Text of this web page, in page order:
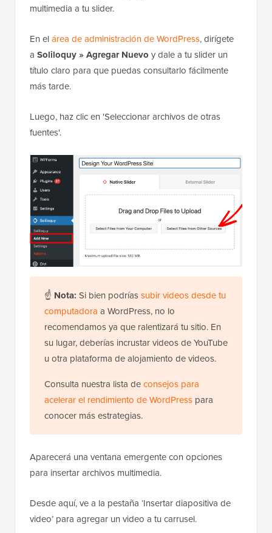
multimedia a tu slider.
En elárea de administración de WordPress, dirígete
a Soliloquy » Agregar Nuevo y dale a tu slider un
título claro para que puedas consultarlo fácilmente
más tarde.
Luego, haz clic en 'Seleccionar archivos de otras
fuentes'.
☝ Nota: Si bien podríassubir videos desde tu
computadora a WordPress, no lo
recomendamos ya que ralentizará tu sitio. En
su lugar, deberías incrustar videos de YouTube
u otra plataforma de alojamiento de videos.
Consulta nuestra lista deconsejos para
acelerar el rendimiento de WordPress para
conocer más estrategias.
Aparecerá una ventana emergente con opciones
para insertar archivos multimedia.
Desde aquí, ve a la pestaña ‘Insertar diapositiva de
video’ para agregar un video a tu carrusel.